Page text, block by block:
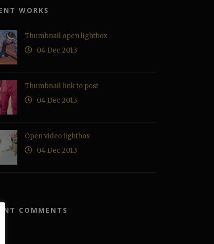
WORKS
Thumbnail open lightbox
04 Dec 2013
Thumbnail link to post
04 Dec 2013
Open video lightbox
04 Dec 2013
COMMENTS